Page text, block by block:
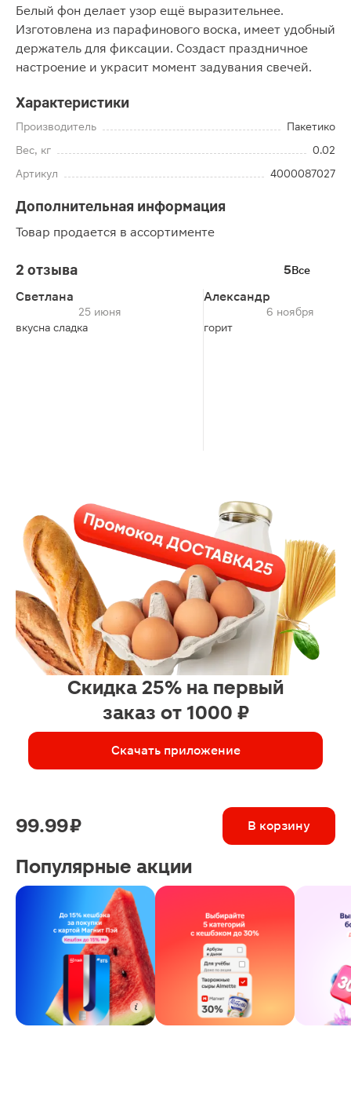
Белый фон делает узор ещё выразительнее.
Изготовлена из парафинового воска, имеет удобный
держатель для фиксации. Создаст праздничное
настроение и украсит момент задувания свечей.
Характеристики
Производитель
Пакетико
Вес, кг
0.02
Артикул
4000087027
Дополнительная информация
Товар продается в ассортименте
2 отзыва 5Все
Светлана
25 июня
вкусна сладка
Александр
6 ноября
горит
Скидка 25% на первый
заказ от 1000 ₽
Скачать приложение
99.99 ₽ В корзину
Популярные акции